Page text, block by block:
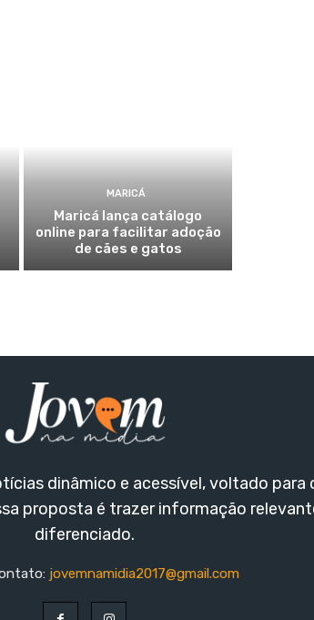
MARICÁ
Maricá lança catálogo
online para facilitar adoção
de cães e gatos
dinâmico e acessível, voltado para
proposta é trazer informação
diferenciado.
jovemnamidia2017@gmail.com